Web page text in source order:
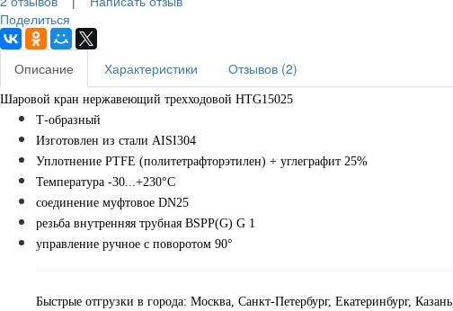
Поделиться
Описание Характеристики Отзывов (2)
Шаровой кран нержавеющий трехходовой HTG15025
Т-образный
Изготовлен из стали AISI304
Уплотнение PTFE (политетрафторэтилен) + углеграфит 25%
Температура -30...+230°С
соединение муфтовое DN25
резьба внутренняя трубная BSPP(G) G 1
управление ручное с поворотом 90°
Быстрые отгрузки в города: Москва, Санкт-Петербург, Екатеринбург,